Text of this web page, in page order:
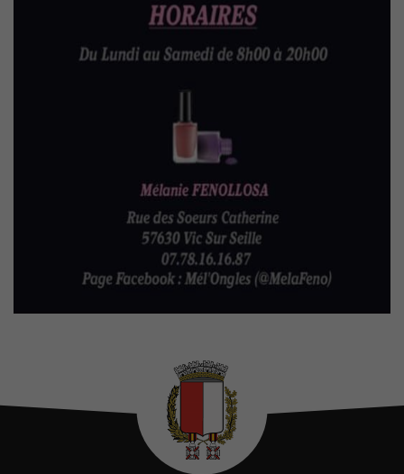
Nécessaires
Ces cookies
sont utiles au
fonctionnement
Statistiques
Afin de vous
proposer des
évolutions et